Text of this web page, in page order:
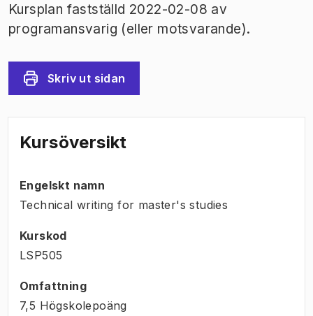
Kursplan fastställd 2022-02-08 av
programansvarig (eller motsvarande).
Skriv ut sidan
Kursöversikt
Engelskt namn
Technical writing for master's studies
Kurskod
LSP505
Omfattning
7,5 Högskolepoäng